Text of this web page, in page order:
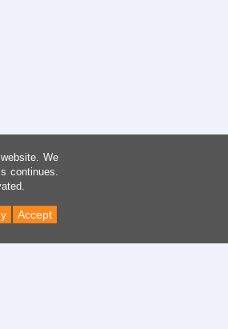
We
continues.
Accept